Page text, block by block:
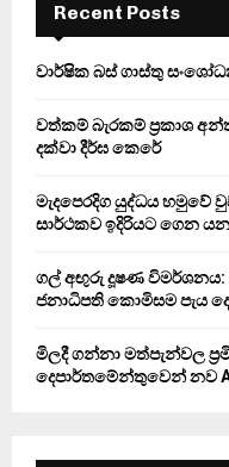
f
r
Recent Posts
වාර්ෂික බස් ගාස්තු
වත්කම් බැරකම් ප්‍රකාශ
දක්වා දීර්ඝ කෙරේ
මැදපෙරදිග යුද්ධය හමුවේ
සාර්ථකව ඉදිරියට ගෙන
ගල් අඟුරු දූෂණ විමර්ශනය:
ජනාධිපති කොමිසම පැය
මිලදී ගන්නා මත්පැන්වල
දෙපාර්තමේන්තුවෙන් නව